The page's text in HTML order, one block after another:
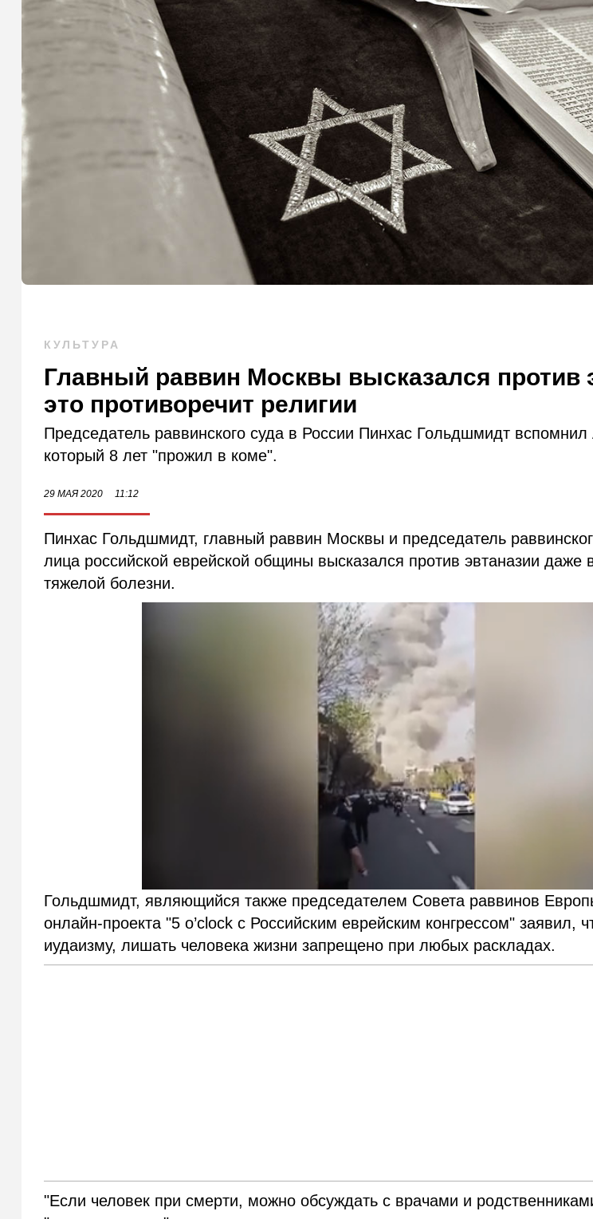
КУЛЬТУРА
Главный раввин Москвы высказался против
это противоречит религии
Председатель раввинского суда в России Пинхас Гольдшмидт
который 8 лет "прожил в коме".
29 МАЯ 2020 11:12
Пинхас Гольдшмидт, главный раввин Москвы и председатель
лица российской еврейской общины высказался против эвтаназии даже
тяжелой болезни.
Гольдшмидт, являющийся также председателем Совета раввинов
онлайн-проекта "5 o’clock с Российским еврейским конгрессом" заявил,
иудаизму, лишать человека жизни запрещено при любых раскладах.
"Если человек при смерти, можно обсуждать с врачами и